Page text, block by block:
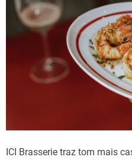
ICI Brasserie traz tom mais